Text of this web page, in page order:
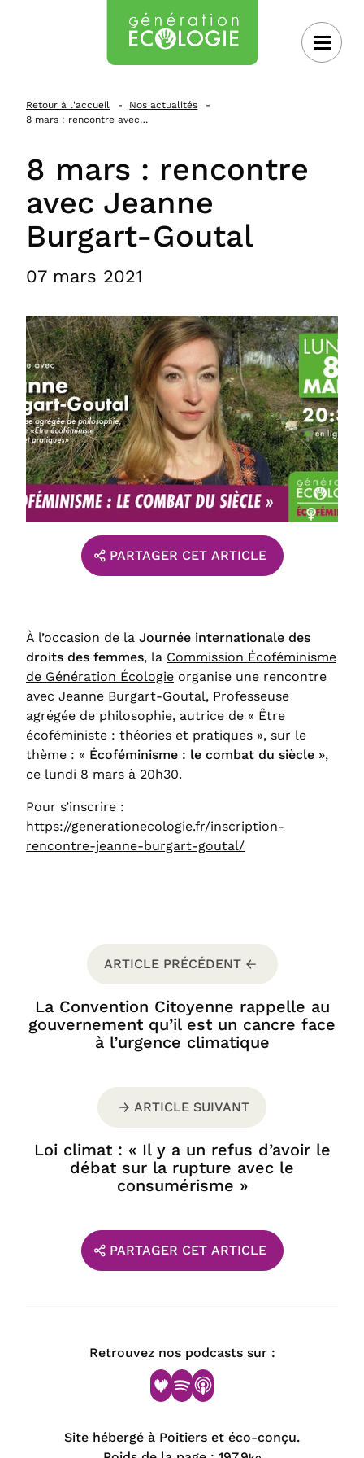
Retour à l'accueil
Nos actualités
8 mars : rencontre avec…
8 mars : rencontre
avec Jeanne
Burgart-Goutal
07 mars 2021
PARTAGER CET ARTICLE
À l’occasion de la Journée internationale des
droits des femmes, la Commission Écoféminisme
de Génération Écologie organise une rencontre
avec Jeanne Burgart-Goutal, Professeuse
agrégée de philosophie, autrice de « Être
écoféministe : théories et pratiques », sur le
thème : « Écoféminisme : le combat du siècle »,
ce lundi 8 mars à 20h30.
Pour s’inscrire :
https://generationecologie.fr/inscription-
rencontre-jeanne-burgart-goutal/
ARTICLE PRÉCÉDENT
La Convention Citoyenne rappelle au
gouvernement qu’il est un cancre face
à l’urgence climatique
ARTICLE SUIVANT
Loi climat : « Il y a un refus d’avoir le
débat sur la rupture avec le
consumérisme »
PARTAGER CET ARTICLE
Retrouvez nos podcasts sur :
Site hébergé à Poitiers et éco-conçu.